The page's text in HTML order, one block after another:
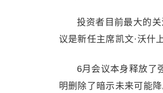
投资者目前最大的
议是新任主席凯文·沃什
6月会议本身释放
明删除了暗示未来可能